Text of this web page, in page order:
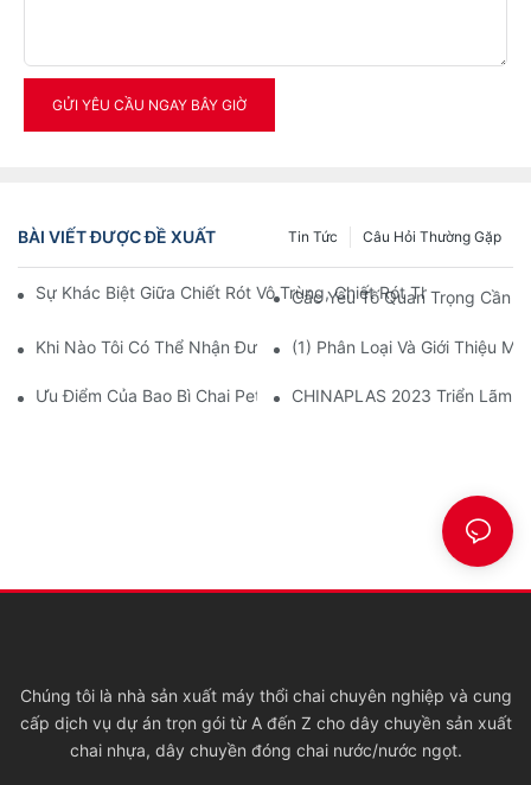
GỬI YÊU CẦU NGAY BÂY GIỜ
BÀI VIẾT ĐƯỢC ĐỀ XUẤT Câu Hỏi Thường Gặp
Tin Tức
Sự Khác Biệt Giữa Chiết Rót Vô Trùng, Chiết Rót Thông
Các Yếu Tố Quan Trọng Cần
Khi Nào Tôi Có Thể Nhận Được Máy Sau Khi Thanh Toán?
(1) Phân Loại Và Giới Thiệu
Ưu Điểm Của Bao Bì Chai Pet CHINAPLAS 2023 Triển Lãm
Chúng tôi là nhà sản xuất máy thổi chai chuyên nghiệp và cung
cấp dịch vụ dự án trọn gói từ A đến Z cho dây chuyền sản xuất
chai nhựa, dây chuyền đóng chai nước/nước ngọt.